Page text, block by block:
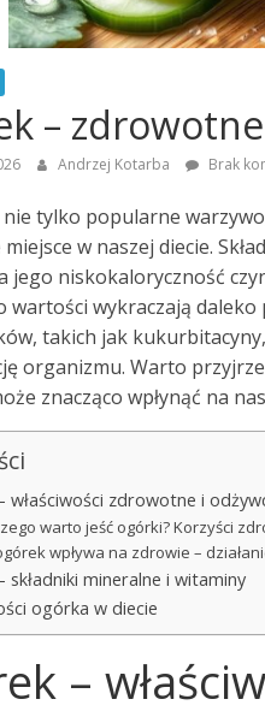
–
Andrzej Kotarba Brak
tylko popularne
w naszej diecie.
jego niskokaloryczność
wartości wykraczają
takich jak
organizmu. Warto
znacząco wpłynąć na
właściwości zdrowotne i
warto jeść ogórki? Korzyści
wpływa na zdrowie –
składniki mineralne i witaminy
ogórka w diecie
–